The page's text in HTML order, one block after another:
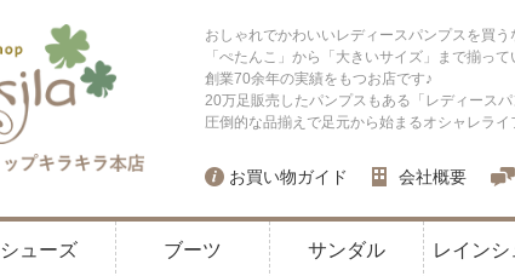
おしゃれでかわいいレディースパンプスを買う
「ぺたんこ」から「大きいサイズ」まで揃って
創業70余年の実績をもつお店です♪
20万足販売したパンプスもある「レディースパ
圧倒的な品揃えで足元から始まるオシャレライ
お買い物ガイド 会社概要
シューズ ブーツ サンダル レイン